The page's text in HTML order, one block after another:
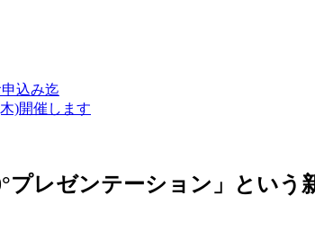
込み迄
)開催します
レゼンテーション」とい